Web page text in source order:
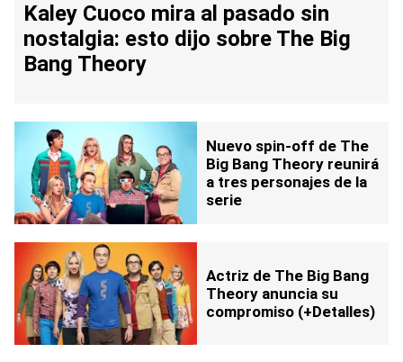
Kaley Cuoco mira al pasado sin
nostalgia: esto dijo sobre The Big
Bang Theory
Nuevo spin-off de The
Big Bang Theory reunirá
a tres personajes de la
serie
Actriz de The Big Bang
Theory anuncia su
compromiso (+Detalles)